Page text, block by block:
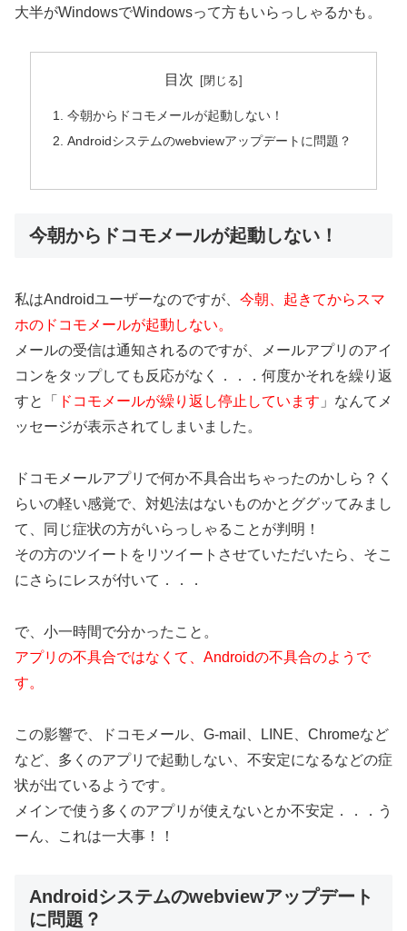
大半がWindowsでWindowsって方もいらっしゃるかも。
目次
今朝からドコモメールが起動しない！
Androidシステムのwebviewアップデートに問題？
今朝からドコモメールが起動しない！
私はAndroidユーザーなのですが、 今朝、起きてからスマ
ホのドコモメールが起動しない。
メールの受信は通知されるのですが、メールアプリのアイ
コンをタップしても反応がなく．．．何度かそれを繰り返
すと「
ドコモメールが繰り返し停止しています 」なんてメ
ッセージが表示されてしまいました。
ドコモメールアプリで何か不具合出ちゃったのかしら？く
らいの軽い感覚で、対処法はないものかとググッてみまし
て、同じ症状の方がいらっしゃることが判明！
その方のツイートをリツイートさせていただいたら、そこ
にさらにレスが付いて．．．
で、小一時間で分かったこと。
アプリの不具合ではなくて、Androidの不具合のようで
す。
この影響で、ドコモメール、G-mail、LINE、Chromeなど
など、多くのアプリで起動しない、不安定になるなどの症
状が出ているようです。
メインで使う多くのアプリが使えないとか不安定．．．う
ーん、これは一大事！！
Androidシステムのwebviewアップデート
に問題？